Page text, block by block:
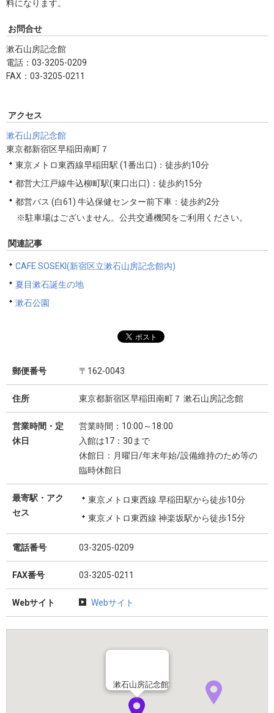
料になります。
お問合せ
漱石山房記念館
電話：03-3205-0209
FAX：03-3205-0211
アクセス
漱石山房記念館
東京都新宿区早稲田南町７
東京メトロ東西線早稲田駅 (1番出口)：徒歩約10分
都営大江戸線牛込柳町駅(東口出口)：徒歩約15分
都営バス (白61) 牛込保健センター前下車：徒歩約2分
※駐車場はございません。公共交通機関をご利用ください。
関連記事
CAFE SOSEKI(新宿区立漱石山房記念館内)
夏目漱石誕生の地
漱石公園
郵便番号 〒162-0043
住所 東京都新宿区早稲田南町７ 漱石山房記念館
営業時間・定
休日
営業時間：10:00～18:00
入館は17：30まで
休館日：月曜日/年末年始/設備維持のため等の
臨時休館日
最寄駅・アク
セス
東京メトロ東西線 早稲田駅から徒歩10分
東京メトロ東西線 神楽坂駅から徒歩15分
電話番号 03-3205-0209
FAX番号 03-3205-0211
Webサイト Webサイト
漱石山房記念館